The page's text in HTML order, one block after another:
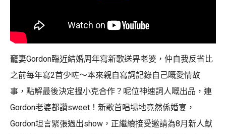
竉妻Gordon臨近結婚周年寫新歌送畀老婆，仲自我反省比
之前每年寫2首少咗～本來親自寫詞記錄自己嘅愛情故
事，點解最後決定搵小克合作？呢位神速詞人嘅出品，連
Gordon老婆都讚sweet！新歌首唱場地竟然係婚宴，
Gordon坦言緊張過出show，正繼續接受邀請為8月新人獻